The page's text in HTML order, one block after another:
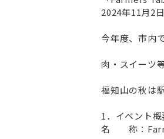
2024年11月2
今年度、市内
肉・スイーツ
福知山の秋は
1．イベント概
名 称：